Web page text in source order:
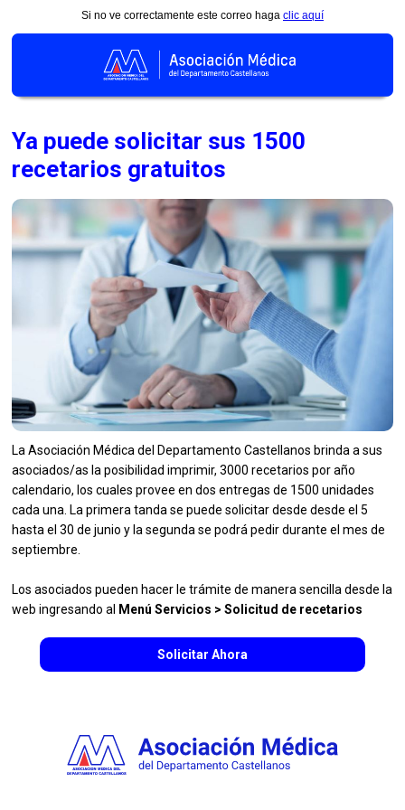
Si no ve correctamente este correo haga clic aquí
Ya puede solicitar sus 1500
recetarios gratuitos
La Asociación Médica del Departamento Castellanos brinda a sus
asociados/as la posibilidad imprimir, 3000 recetarios por año
calendario, los cuales provee en dos entregas de 1500 unidades
cada una. La primera tanda se puede solicitar desde desde el 5
hasta el 30 de junio y la segunda se podrá pedir durante el mes de
septiembre.
Los asociados pueden hacer le trámite de manera sencilla desde la
web ingresando al Menú Servicios > Solicitud de recetarios
Solicitar Ahora